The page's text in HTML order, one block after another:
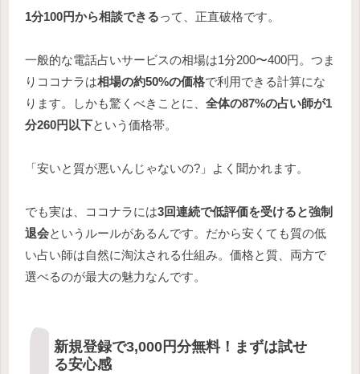
1分100円から相談できるって、正直破格です。
一般的な電話占いサービスの相場は1分200〜400円。つま
りココナラは相場の約50%の価格で利用できる計算にな
ります。しかも驚くべきことに、 全体の87%の占い師が1
分260円以下という価格帯。
「安いと質が悪いんじゃないの?」よく聞かれます。
でも実は、ココナラには3回連続で低評価を受けると強制
退会というルールがあるんです。だから安くても質の低
い占い師は自然に淘汰される仕組み。価格と質、両方で
選べるのが最大の魅力なんです。
新規登録で3,000円分無料！まずは試せ
る安心感